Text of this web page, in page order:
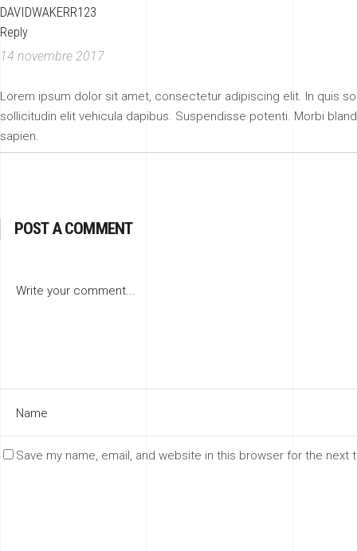
DAVIDWAKERR123
Reply
14 novembre 2017
Lorem ipsum dolor sit amet, consectetur adipiscing elit. In quis
sollicitudin elit vehicula dapibus. Suspendisse potenti. Morbi
sapien.
POST A COMMENT
Save my name, email, and website in this browser for the next